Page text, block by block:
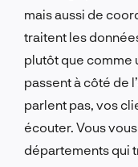
mais aussi de
traitent les
plutôt que comme
passent à côté de
parlent pas, vos
écouter. Vous
départements qui